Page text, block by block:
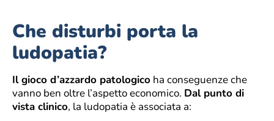
Che disturbi porta la
ludopatia?
Il gioco d’azzardo patologico ha conseguenze che
vanno ben oltre l’aspetto economico. Dal punto di
vista clinico, la ludopatia è associata a: